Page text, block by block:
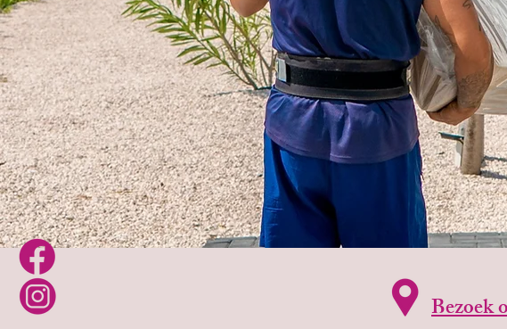
Bezoek